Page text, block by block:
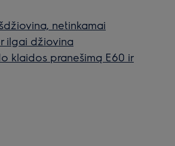
netinkamai
ilgai džiovina
klaidos pranešimą E60 ir